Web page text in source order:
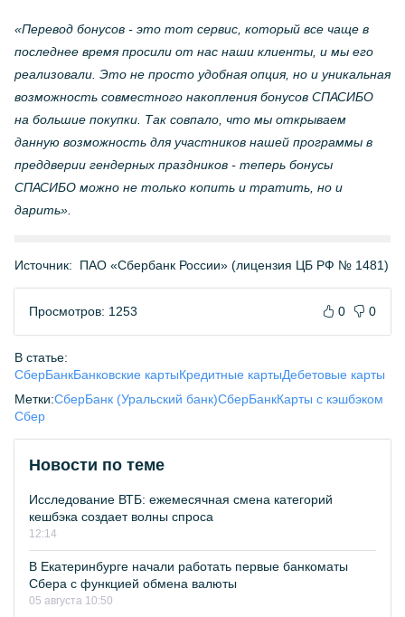
«Перевод бонусов - это тот сервис, который все чаще в
последнее время просили от нас наши клиенты, и мы его
реализовали. Это не просто удобная опция, но и уникальная
возможность совместного накопления бонусов СПАСИБО
на большие покупки. Так совпало, что мы открываем
данную возможность для участников нашей программы в
преддверии гендерных праздников - теперь бонусы
СПАСИБО можно не только копить и тратить, но и
дарить».
Источник: ПАО «Сбербанк России» (лицензия ЦБ РФ № 1481)
Просмотров: 1253 0 0
В статье:
СберБанкБанковские картыКредитные картыДебетовые карты
Метки:СберБанк (Уральский банк)СберБанкКарты с кэшбэком
Сбер
Новости по теме
Исследование ВТБ: ежемесячная смена категорий
кешбэка создает волны спроса
12:14
В Екатеринбурге начали работать первые банкоматы
Сбера с функцией обмена валюты
05 августа 10:50